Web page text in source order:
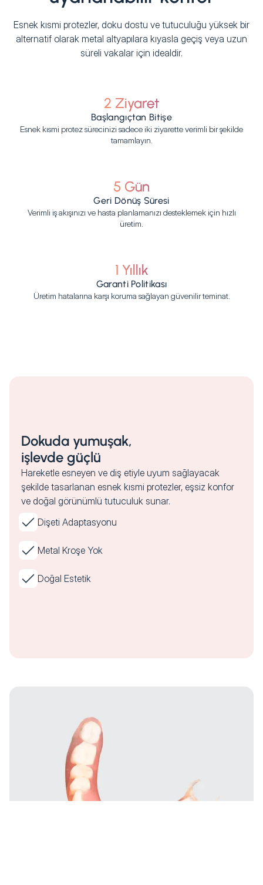
Esnek kısmi protezler, doku dostu ve tutuculuğu yüksek bir
alternatif olarak metal altyapılara kıyasla geçiş veya uzun
süreli vakalar için idealdir.
2 Ziyaret
Başlangıçtan Bitişe
Esnek kısmi protez sürecinizi sadece iki ziyarette verimli bir şekilde
tamamlayın.
5 Gün
Geri Dönüş Süresi
Verimli iş akışınızı ve hasta planlamanızı desteklemek için hızlı
üretim.
1 Yıllık
Garanti Politikası
Üretim hatalarına karşı koruma sağlayan güvenilir teminat.
Dokuda yumuşak,
işlevde güçlü
Hareketle esneyen ve diş etiyle uyum sağlayacak
şekilde tasarlanan esnek kısmi protezler, eşsiz konfor
ve doğal görünümlü tutuculuk sunar.
Dişeti Adaptasyonu
Metal Kroşe Yok
Doğal Estetik